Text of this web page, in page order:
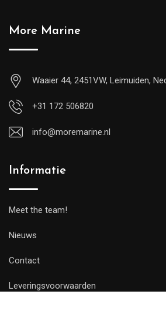
More Marine
Waaier 44, 2451VW, Leimuiden,
+31 172 506820
info@moremarine.nl
Informatie
Meet the team!
Nieuws
Contact
Leveringsvoorwaarden